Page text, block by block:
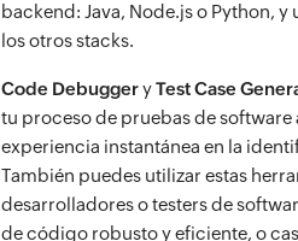
backend: Java, Node.js o Python,
los otros stacks.
Code DebuggeryTest Case
tu proceso de pruebas de
experiencia instantánea en la
También puedes utilizar estas
desarrolladores o testers de
de código robusto y eficiente, o